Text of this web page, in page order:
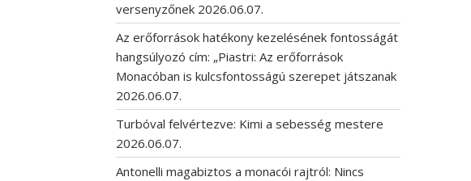
versenyzőnek 2026.06.07.
Az erőforrások hatékony kezelésének fontosságát
hangsúlyozó cím: „Piastri: Az erőforrások
Monacóban is kulcsfontosságú szerepet játszanak
2026.06.07.
Turbóval felvértezve: Kimi a sebesség mestere
2026.06.07.
Antonelli magabiztos a monacói rajtról: Nincs